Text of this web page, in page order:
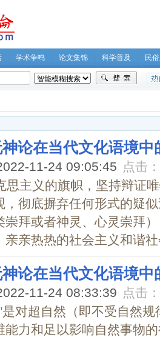
学术争鸣 论文集锦 科学普及 民
论在当代文化语境中
11-24 09:05:45 点击：
思主义的旗帜，坚持辩证
，彻底摒弃任何形式的疑
崇拜或者神灵、心灵崇拜
亲亲热热的社会主义和谐
论在当代文化语境中
11-24 08:33:39 点击：
是对超自然（即不受自然
能力和足以影响自然事物